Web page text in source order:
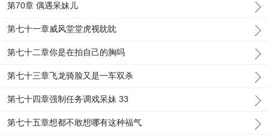
第70章 偶遇呆妹儿
第七十一章威风堂堂虎视眈眈
第七十二章你是在拍自己的胸吗
第七十三章飞龙骑脸又是一车双杀
第七十四章强制任务调戏呆妹 33
第七十五章想都不敢想哪有这种福气